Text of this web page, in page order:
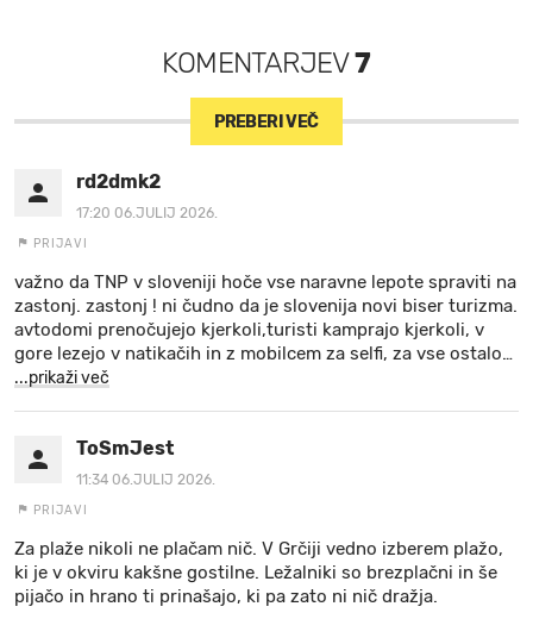
KOMENTARJEV7
PREBERI VEČ
rd2dmk2
17:20 06.JULIJ 2026.
PRIJAVI
važno da TNP v sloveniji hoče vse naravne lepote spraviti na
zastonj. zastonj ! ni čudno da je slovenija novi biser turizma.
avtodomi prenočujejo kjerkoli,turisti kamprajo kjerkoli, v
gore lezejo v natikačih in z mobilcem za selfi, za vse ostalo…
...prikaži več
ToSmJest
11:34 06.JULIJ 2026.
PRIJAVI
Za plaže nikoli ne plačam nič. V Grčiji vedno izberem plažo,
ki je v okviru kakšne gostilne. Ležalniki so brezplačni in še
pijačo in hrano ti prinašajo, ki pa zato ni nič dražja.